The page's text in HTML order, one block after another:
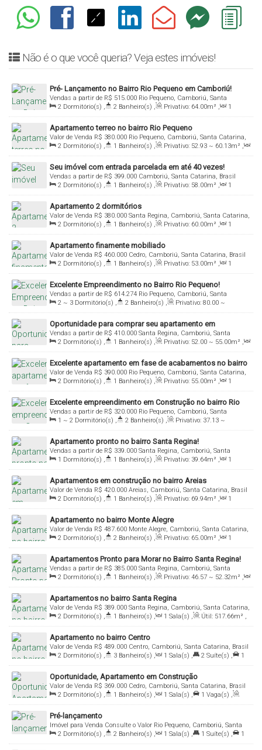
Não é o que você queria? Veja estes imóveis!
Pré- Lançamento no Bairro Rio Pequeno em Camboriú!
R$ 515.000
Vendas a partir de
Rio Pequeno, Camboriú, Santa
Catarina, Brasil
2 Dormitório(s) , 2 Banheiro(s) , Privativo: 64.00m² ,
1
Sala(s) , 1 Suíte(s) , 1 Vaga(s)
Apartamento terreo no bairro Rio Pequeno
R$ 380.000
Valor de Venda
Rio Pequeno, Camboriú, Santa Catarina,
Brasil
2 Dormitório(s) , 1 Banheiro(s) , Privativo: 52.93 ~ 60.13m² ,
1 Sala(s) , 1 Vaga(s)
Seu imóvel com entrada parcelada em até 40 vezes!
R$ 399.000
Vendas a partir de
Camboriú, Santa Catarina, Brasil
2 Dormitório(s) , 1 Banheiro(s) , Privativo: 58.00m² ,
1
Sala(s) , 1 Vaga(s)
Apartamento 2 dormitórios
R$ 380.000
Valor de Venda
Santa Regina, Camboriú, Santa Catarina,
Brasil
2 Dormitório(s) , 1 Banheiro(s) , Privativo: 60.00m² ,
1
Sala(s)
Apartamento finamente mobiliado
R$ 460.000
Valor de Venda
Cedro, Camboriú, Santa Catarina, Brasil
2 Dormitório(s) , 1 Banheiro(s) , Privativo: 53.00m² ,
1
Sala(s) , 1 Vaga(s)
Excelente Empreendimento no Bairro Rio Pequeno!
R$ 614.274
Vendas a partir de
Rio Pequeno, Camboriú, Santa
Catarina, Brasil
2 ~ 3 Dormitório(s) , 2 Banheiro(s) , Privativo: 80.00 ~
96.00m² , 1 Sala(s) , 1 Suíte(s) , 1 ~ 2 Vaga(s)
Oportunidade para comprar seu apartamento em
Camboriú!
R$ 410.000
Vendas a partir de
Santa Regina, Camboriú, Santa
Catarina, Brasil
2 Dormitório(s) , 1 Banheiro(s) , Privativo: 52.00 ~ 55.00m² ,
1 Sala(s) , 1 Vaga(s)
Excelente apartamento em fase de acabamentos no bairro
Rio Pequeno! R$ 390.000
Valor de Venda
Rio Pequeno, Camboriú, Santa Catarina,
Brasil
2 Dormitório(s) , 1 Banheiro(s) , Privativo: 55.00m² ,
1
Sala(s) , 1 Vaga(s)
Excelente empreendimento em Construção no bairro Rio
Pequeno!
R$ 320.000
Vendas a partir de
Rio Pequeno, Camboriú, Santa
Catarina, Brasil
1 ~ 2 Dormitório(s) , 2 Banheiro(s) , Privativo: 37.13 ~
61.85m² , 1 Sala(s) , 1 Suíte(s) , 1 Vaga(s)
Apartamento pronto no bairro Santa Regina!
R$ 339.000
Vendas a partir de
Santa Regina, Camboriú, Santa
Catarina, Brasil
1 Dormitório(s) , 1 Banheiro(s) , Privativo: 39.64m² ,
1
Sala(s) , 1 Suíte(s) , 1 Vaga(s)
Apartamentos em construção no bairro Areias
R$ 420.000
Valor de Venda
Areias, Camboriú, Santa Catarina, Brasil
2 Dormitório(s) , 1 Banheiro(s) , Privativo: 69.94m² ,
1
Sala(s) , 1 Vaga(s)
Apartamento no bairro Monte Alegre
R$ 487.600
Valor de Venda
Monte Alegre, Camboriú, Santa Catarina,
Brasil
2 Dormitório(s) , 2 Banheiro(s) , Privativo: 65.00m² ,
1
Sala(s) , 1 Suíte(s) , 1 Vaga(s)
Apartamentos Pronto para Morar no Bairro Santa Regina!
R$ 385.000
Vendas a partir de
Santa Regina, Camboriú, Santa
Catarina, Brasil
2 Dormitório(s) , 1 Banheiro(s) , Privativo: 46.57 ~ 52.32m² ,
1 Sala(s) , 1 Vaga(s)
Apartamentos no bairro Santa Regina
R$ 389.000
Valor de Venda
Santa Regina, Camboriú, Santa Catarina,
Brasil
2 Dormitório(s) , 1 Banheiro(s) , 1 Sala(s) , Útil: 517.66m² ,
Terreno: 303.17m²
Apartamento no bairro Centro
R$ 489.000
Valor de Venda
Centro, Camboriú, Santa Catarina, Brasil
2 Dormitório(s) , 3 Banheiro(s) , 1 Sala(s) , 2 Suíte(s) ,
1
Vaga(s) , Útil: 65.00m²
Oportunidade, Apartamento em Construção
R$ 369.000
Valor de Venda
Cedro, Camboriú, Santa Catarina, Brasil
2 Dormitório(s) , 1 Banheiro(s) , 1 Sala(s) , 1 Vaga(s) ,
Útil: 57.00m²
Pré-lançamento
Consulte o Valor
Imóvel para Venda
Rio Pequeno, Camboriú, Santa
Catarina, Brasil
2 Dormitório(s) , 2 Banheiro(s) , 1 Sala(s) , 1 Suíte(s) ,
1
Vaga(s) , Útil: 60.00m²